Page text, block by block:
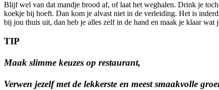
Blijf wel van dat mandje brood af, of laat het weghalen. Drink je toch
koekje bij hoeft. Dan kom je alvast niet in de verleiding. Het is
bij jou thuis uit, dan heb je alles zelf in de hand en maak je klaar
TIP
Maak slimme keuzes op restaurant,
Verwen jezelf met de lekkerste en meest smaakvolle